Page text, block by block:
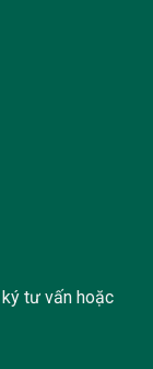
tư vấn hoặc